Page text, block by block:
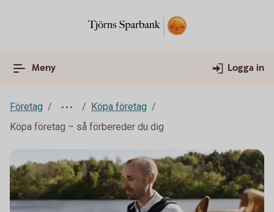
Meny Logga in
Företag
Köpa företag
Köpa företag – så förbereder du dig